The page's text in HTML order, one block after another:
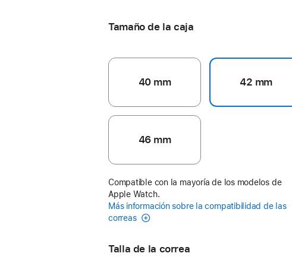
Tamaño de la caja
40 mm 42 mm
46 mm
Compatible con la mayoría de los modelos de
Apple Watch.
Más información sobre la compatibilidad de las
correas
Talla de la correa